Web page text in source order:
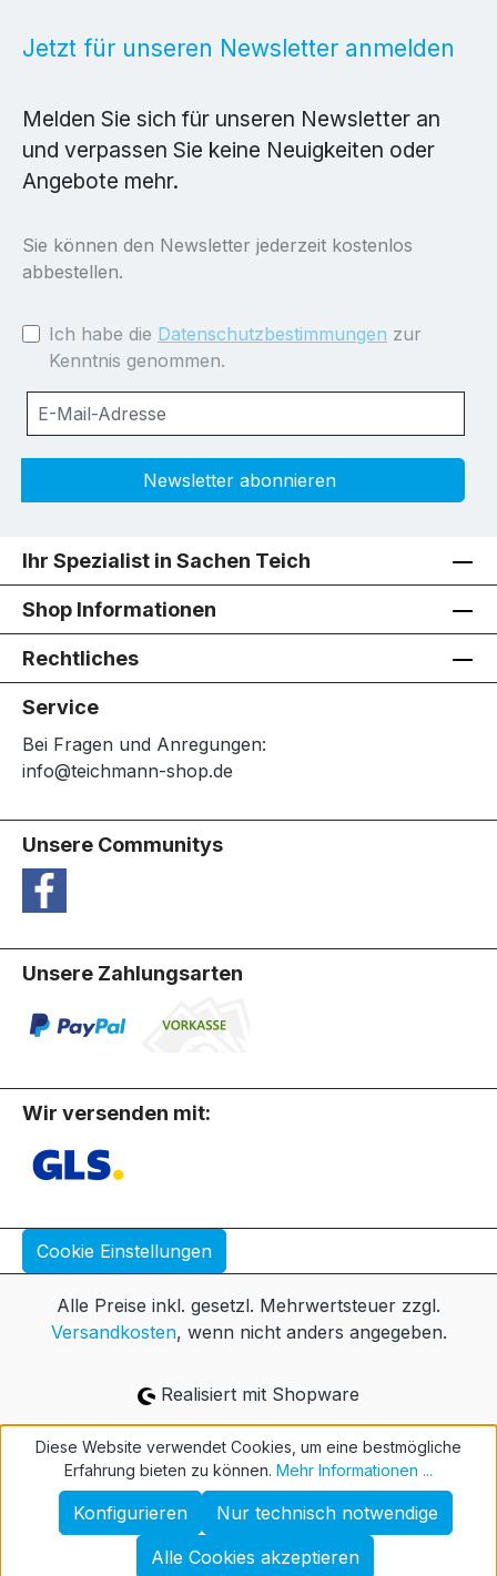
Jetzt für unseren Newsletter anmelden
Melden Sie sich für unseren Newsletter an
und verpassen Sie keine Neuigkeiten oder
Angebote mehr.
Sie können den Newsletter jederzeit kostenlos
abbestellen.
Ich habe die Datenschutzbestimmungen zur
Kenntnis genommen.
Newsletter abonnieren
Ihr Spezialist in Sachen Teich
Shop Informationen
Rechtliches
Service
Bei Fragen und Anregungen:
info@teichmann-shop.de
Unsere Communitys
Unsere Zahlungsarten
Wir versenden mit:
Cookie Einstellungen
Alle Preise inkl. gesetzl. Mehrwertsteuer zzgl.
Versandkosten, wenn nicht anders angegeben.
Realisiert mit Shopware
Diese Website verwendet Cookies, um eine bestmögliche
Erfahrung bieten zu können. Mehr Informationen ...
Nur technisch notwendige
Konfigurieren
Alle Cookies akzeptieren